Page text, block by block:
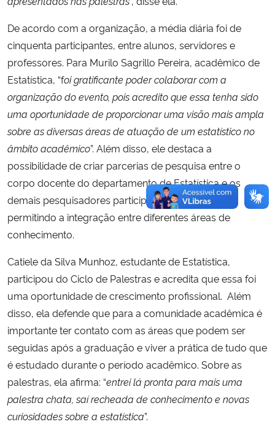
De acordo com a organização, a média diária foi de
cinquenta participantes, entre alunos, servidores e
professores. Para Murilo Sagrillo Pereira, acadêmico de
Estatística, “foi gratificante poder colaborar com a
organização do evento, pois acredito que essa tenha sido
uma oportunidade de proporcionar uma visão mais ampla
sobre as diversas áreas de atuação de um estatístico no
âmbito acadêmico”. Além disso, ele destaca a
possibilidade de criar parcerias de pesquisa entre o
corpo docente do departamento de Estatística e os
demais pesquisadores participantes das palestras,
permitindo a integração entre diferentes áreas de
conhecimento.
Catiele da Silva Munhoz, estudante de Estatística,
participou do Ciclo de Palestras e acredita que essa foi
uma oportunidade de crescimento profissional. Além
disso, ela defende que para a comunidade acadêmica é
importante ter contato com as áreas que podem ser
seguidas após a graduação e viver a prática de tudo que
é estudado durante o período acadêmico. Sobre as
palestras, ela afirma: “entrei lá pronta para mais uma
palestra chata, saí recheada de conhecimento e novas
curiosidades sobre a estatística”.